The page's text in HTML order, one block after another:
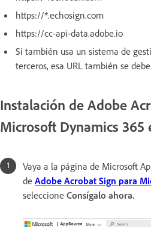
https://*.echosign.com
https://cc-api-data.adobe.io
Si también usa un sistema de
terceros, esa URL también se
Instalación de Adobe
Microsoft Dynamics 365
Vaya a la página de Microsoft
de Adobe Acrobat Sign para
seleccione Consígalo ahora.